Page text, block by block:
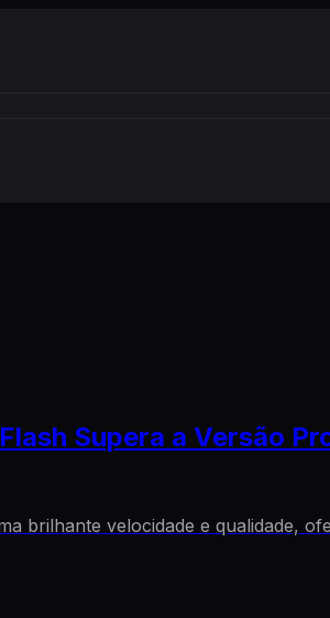
Supera a Versão
brilhante velocidade e qualidade,